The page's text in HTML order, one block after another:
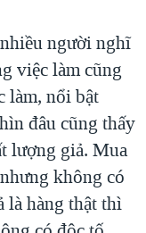
NAM
NAM
SÂM
THÔN MỸ
người nghĩ
việc làm cũng
làm, nổi bật
đâu cũng thấy
lượng giả. Mua
không có
là hàng thật thì